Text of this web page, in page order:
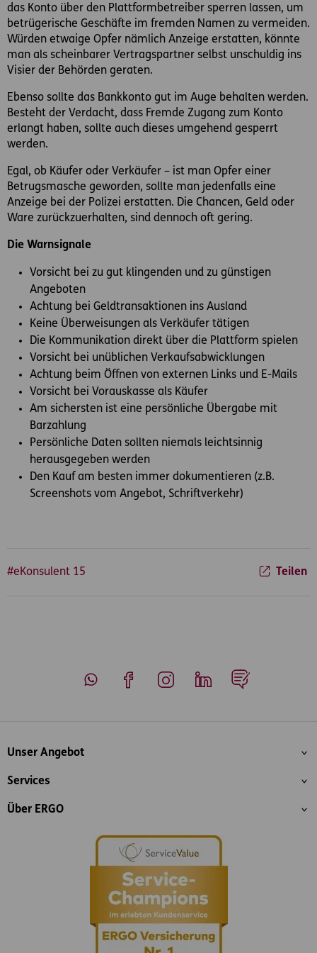
das Konto über den Plattformbetreiber sperren lassen, um
betrügerische Geschäfte im fremden Namen zu vermeiden.
Würden etwaige Opfer nämlich Anzeige erstatten, könnte
man als scheinbarer Vertragspartner selbst unschuldig ins
Visier der Behörden geraten.
Ebenso sollte das Bankkonto gut im Auge behalten werden.
Besteht der Verdacht, dass Fremde Zugang zum Konto
erlangt haben, sollte auch dieses umgehend gesperrt
werden.
Egal, ob Käufer oder Verkäufer – ist man Opfer einer
Betrugsmasche geworden, sollte man jedenfalls eine
Anzeige bei der Polizei erstatten. Die Chancen, Geld oder
Ware zurückzuerhalten, sind dennoch oft gering.
Die Warnsignale
Vorsicht bei zu gut klingenden und zu günstigen
Angeboten
Achtung bei Geldtransaktionen ins Ausland
Keine Überweisungen als Verkäufer tätigen
Die Kommunikation direkt über die Plattform spielen
Vorsicht bei unüblichen Verkaufsabwicklungen
Achtung beim Öffnen von externen Links und E-Mails
Vorsicht bei Vorauskasse als Käufer
Am sichersten ist eine persönliche Übergabe mit
Barzahlung
Persönliche Daten sollten niemals leichtsinnig
herausgegeben werden
Den Kauf am besten immer dokumentieren (z.B.
Screenshots vom Angebot, Schriftverkehr)
#eKonsulent 15 Teilen
Inhaltsübersicht
Unser Angebot
Services
Über ERGO